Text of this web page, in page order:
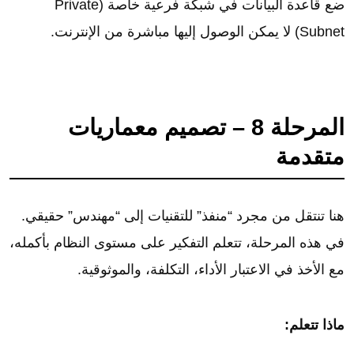
ضع قاعدة البيانات في شبكة فرعية خاصة (Private
Subnet) لا يمكن الوصول إليها مباشرة من الإنترنت.
المرحلة 8 – تصميم معماريات
متقدمة
هنا تنتقل من مجرد “منفذ” للتقنيات إلى “مهندس” حقيقي.
في هذه المرحلة، تتعلم التفكير على مستوى النظام بأكمله،
مع الأخذ في الاعتبار الأداء، التكلفة، والموثوقية.
ماذا تتعلم: